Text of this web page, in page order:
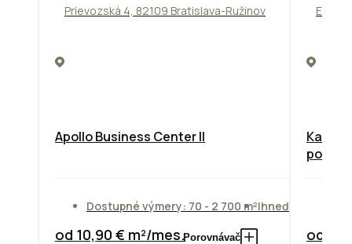
Prievozská 4, 82109 Bratislava-Ružinov
Apollo Business Center II
Dostupné výmery: 70 - 2 700 m²Ihneď
od 10,90 € m²/mes.Porovnávač od